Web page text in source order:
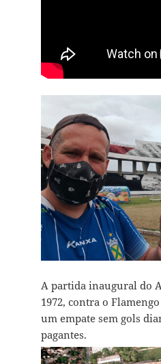
A partida inaugural do
1972, contra o
um empate sem gols
pagantes.